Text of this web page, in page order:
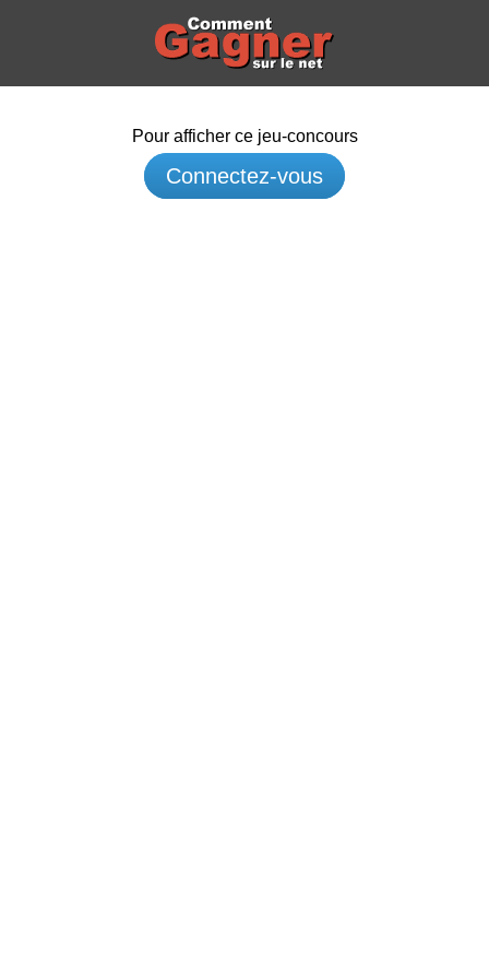
Pour afficher ce jeu-concours
Connectez-vous